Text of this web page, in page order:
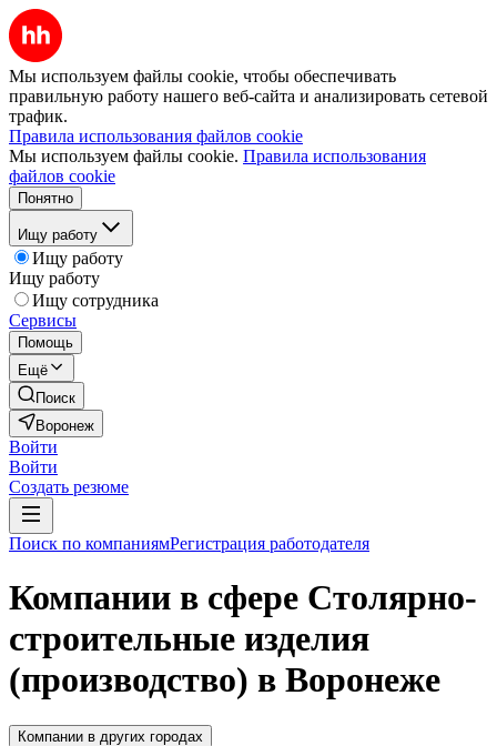
Мы используем файлы cookie, чтобы обеспечивать
правильную работу нашего веб-сайта и анализировать сетевой
трафик.
Правила использования файлов cookie
Мы используем файлы cookie. Правила использования
файлов cookie
Понятно
Ищу работу
Ищу работу
Ищу работу
Ищу сотрудника
Сервисы
Помощь
Ещё
Поиск
Воронеж
Войти
Войти
Создать резюме
Поиск по компаниямРегистрация работодателя
Компании в сфере Столярно-
строительные изделия
(производство) в Воронеже
Компании в других городах